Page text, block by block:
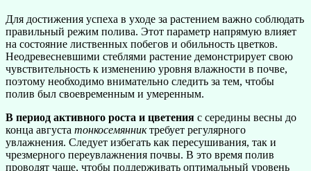
Для достижения успеха в уходе за растением важно соблюдать
правильный режим полива. Этот параметр напрямую влияет
на состояние лиственных побегов и обильность цветков.
Неодревесневшими стеблями растение демонстрирует свою
чувствительность к изменению уровня влажности в почве,
поэтому необходимо внимательно следить за тем, чтобы
полив был своевременным и умеренным.
В период активного роста и цветения с середины весны до
конца августа тонкосемянниктребует регулярного
увлажнения. Следует избегать как пересушивания, так и
чрезмерного переувлажнения почвы. В это время полив
проводят чаще, чтобы поддерживать оптимальный уровень